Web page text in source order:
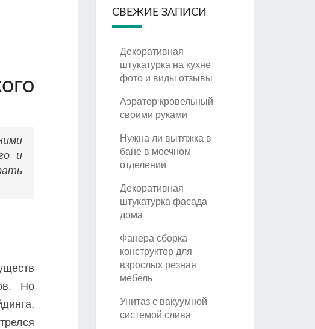
и
Но
СВЕЖИЕ ЗАПИСИ
Декоративная
штукатурка на кухне
фото и виды отзывы
Аэратор кровельный
своими руками
Нужна ли вытяжка в
бане в моечном
отделении
Декоративная
штукатурка фасада
дома
Фанера сборка
конструктор для
взрослых резная
мебель
Унитаз с вакуумной
системой слива